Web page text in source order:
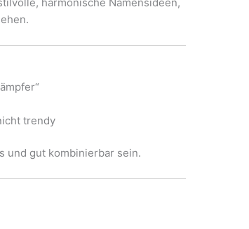
trendy
und gut kombinierbar sein.